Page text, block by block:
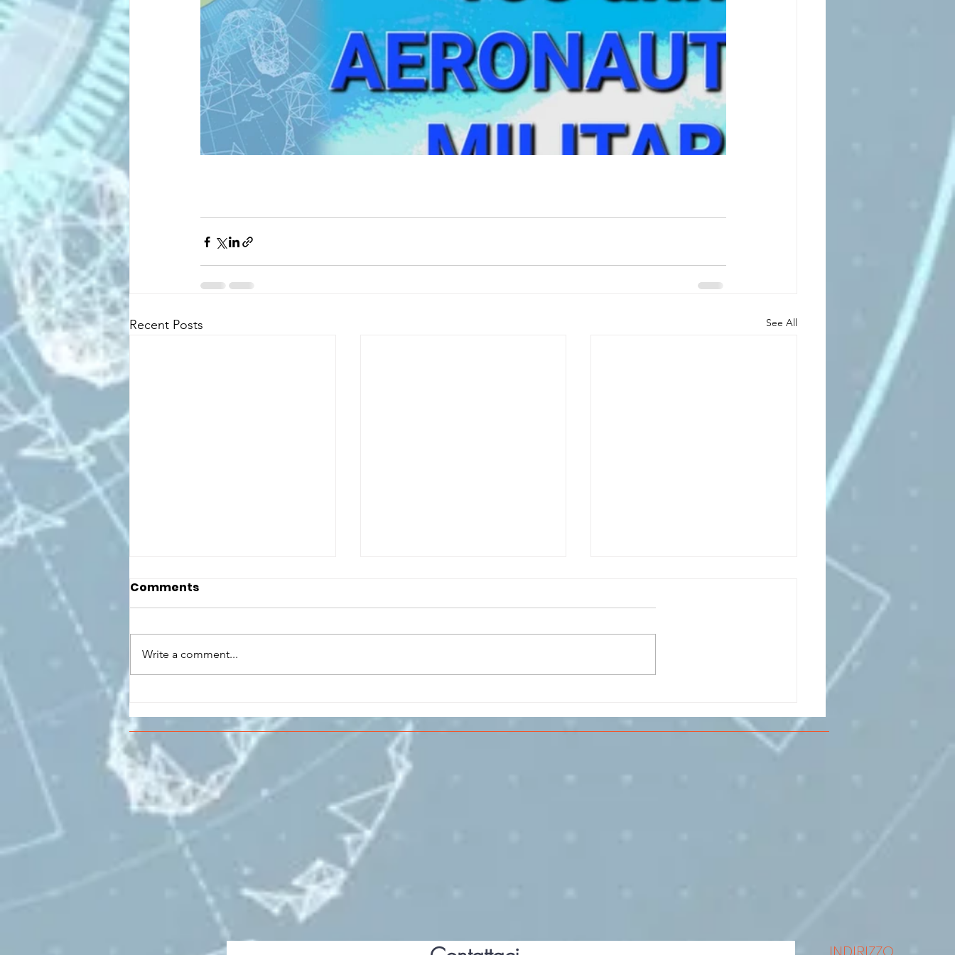
Recent Posts See All
PERCORSO DI
FORMAZIONE SCUOLA
LAVORO DEGLI STUDENTI
DEL “DE PINEDO-
COLONNA”
superiori per il concorso
sull'Aerospazio
PARLARE DI
SPERIMENTAZIONE DI
Comments
Write a comment...